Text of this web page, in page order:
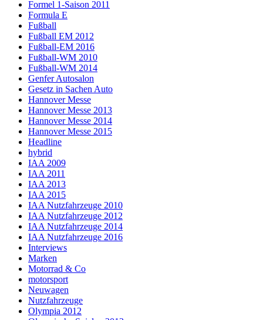
Formel 1-Saison 2011
Formula E
Fußball
Fußball EM 2012
Fußball-EM 2016
Fußball-WM 2010
Fußball-WM 2014
Genfer Autosalon
Gesetz in Sachen Auto
Hannover Messe
Hannover Messe 2013
Hannover Messe 2014
Hannover Messe 2015
Headline
hybrid
IAA 2009
IAA 2011
IAA 2013
IAA 2015
IAA Nutzfahrzeuge 2010
IAA Nutzfahrzeuge 2012
IAA Nutzfahrzeuge 2014
IAA Nutzfahrzeuge 2016
Interviews
Marken
Motorrad & Co
motorsport
Neuwagen
Nutzfahrzeuge
Olympia 2012